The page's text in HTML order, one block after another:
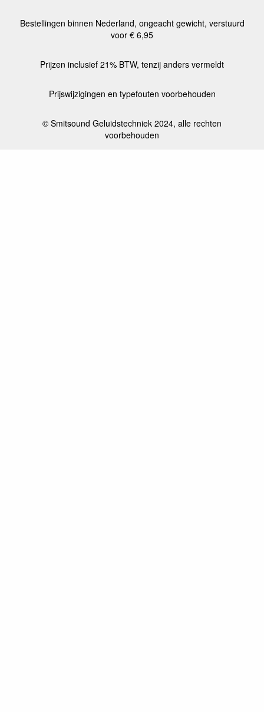
Bestellingen binnen Nederland, ongeacht gewicht, verstuurd
voor € 6,95
Prijzen inclusief 21% BTW, tenzij anders vermeldt
Prijswijzigingen en typefouten voorbehouden
© Smitsound Geluidstechniek 2024, alle rechten
voorbehouden